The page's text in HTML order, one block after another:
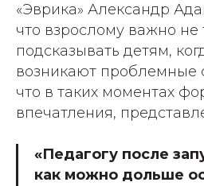
«Эврика» Александр
что взрослому важно не
подсказывать детям,
возникают проблемные
что в таких моментах
впечатления,
«Педагогу после
как можно дольше